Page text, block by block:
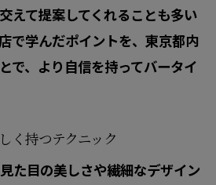
えて提案してくれることも多い
で学んだポイントを、東京都内
で、より自信を持ってバータイ
く持つテクニック
た目の美しさや繊細なデザイン